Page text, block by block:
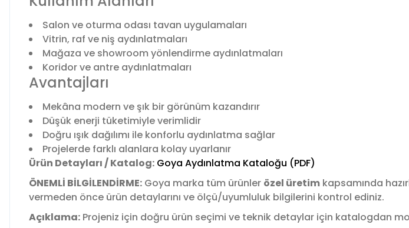
Salon ve oturma odası tavan uygulamaları
Vitrin, raf ve niş aydınlatmaları
Mağaza ve showroom yönlendirme aydınlatmaları
Koridor ve antre aydınlatmaları
Avantajları
Mekâna modern ve şık bir görünüm kazandırır
Düşük enerji tüketimiyle verimlidir
Doğru ışık dağılımı ile konforlu aydınlatma sağlar
Projelerde farklı alanlara kolay uyarlanır
Ürün Detayları / Katalog: Goya Aydınlatma Kataloğu (PDF)
ÖNEMLİ BİLGİLENDİRME: Goya marka tüm ürünler özel üretim kapsamında
vermeden önce ürün detaylarını ve ölçü/uyumluluk bilgilerini kontrol ediniz.
Açıklama: Projeniz için doğru ürün seçimi ve teknik detaylar için katalogdan